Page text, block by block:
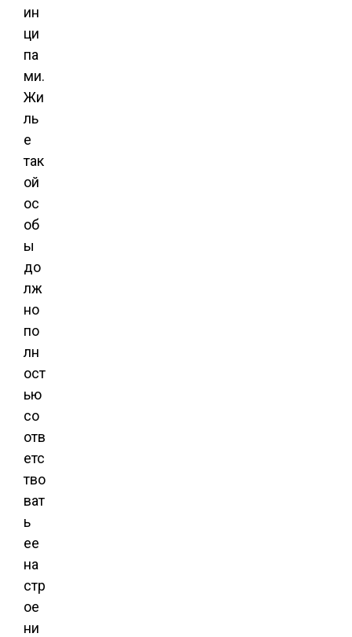
ин
ци
па
ми.
Жи
ль
е
так
ой
ос
об
ы
до
лж
но
по
лн
ост
ью
со
отв
етс
тво
ват
ь
ее
на
стр
ое
ни